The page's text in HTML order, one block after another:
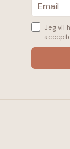
Jeg vil